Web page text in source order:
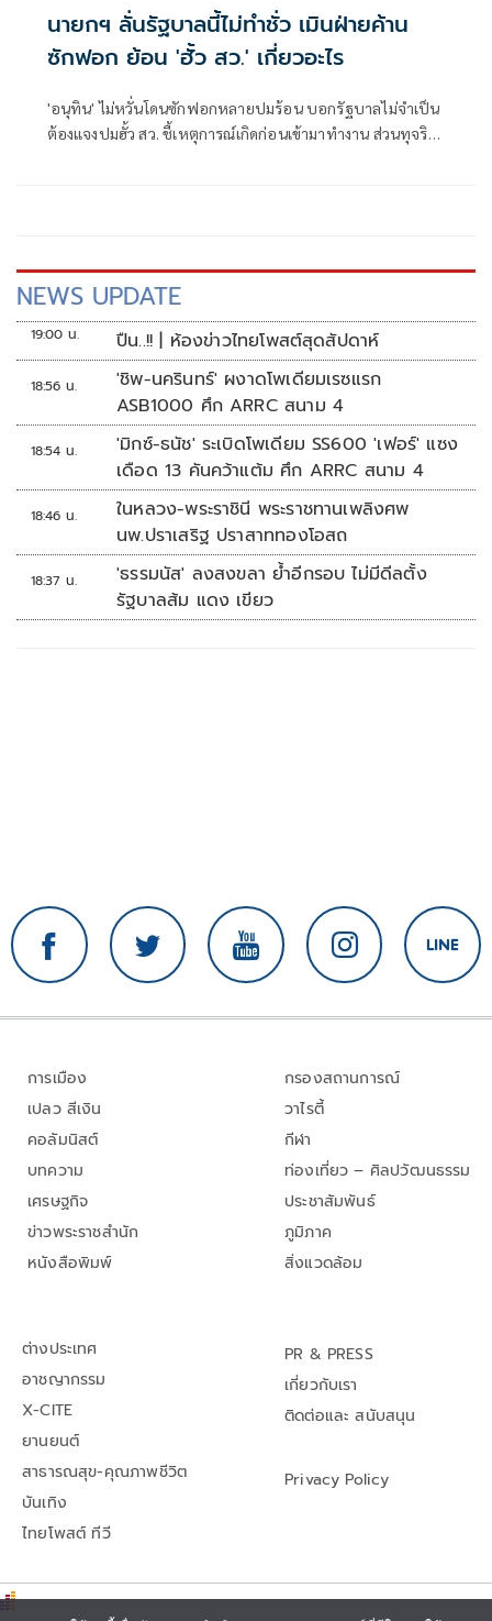
นายกฯ ลั่นรัฐบาลนี้ไม่ทำชั่ว เมินฝ่ายค้าน
ซักฟอก ย้อน 'ฮั้ว สว.' เกี่ยวอะไร
'อนุทิน' ไม่หวั่นโดนซักฟอกหลายปมร้อน บอกรัฐบาลไม่จำเป็น
ต้องแจงปมฮั้ว สว. ชี้เหตุการณ์เกิดก่อนเข้ามาทำงาน ส่วนทุจริต
NEWS UPDATE
19:00 น. ปืน..!! | ห้องข่าวไทยโพสต์สุดสัปดาห์
18:56 น.
'ชิพ-นครินทร์' ผงาดโพเดียมเรซแรก
ASB1000 ศึก ARRC สนาม 4
18:54 น.
'มิกซ์-ธนัช' ระเบิดโพเดียม SS600 'เฟอร์' แซง
เดือด 13 คันคว้าแต้ม ศึก ARRC สนาม 4
18:46 น.
ในหลวง-พระราชินี พระราชทานเพลิงศพ
นพ.ปราเสริฐ ปราสาททองโอสถ
18:37 น.
'ธรรมนัส' ลงสงขลา ย้ำอีกรอบ ไม่มีดีลตั้ง
รัฐบาลส้ม แดง เขียว
การเมือง
เปลว สีเงิน
คอลัมนิสต์
บทความ
เศรษฐกิจ
ข่าวพระราชสำนัก
หนังสือพิมพ์
กรองสถานการณ์
วาไรตี้
กีฬา
ท่องเที่ยว – ศิลปวัฒนธรรม
ประชาสัมพันธ์
ภูมิภาค
สิ่งแวดล้อม
ต่างประเทศ
อาชญากรรม
X-CITE
ยานยนต์
สาธารณสุข-คุณภาพชีวิต
บันเทิง
ไทยโพสต์ ทีวี
PR & PRESS
เกี่ยวกับเรา
ติดต่อและ สนับสนุน
Privacy Policy